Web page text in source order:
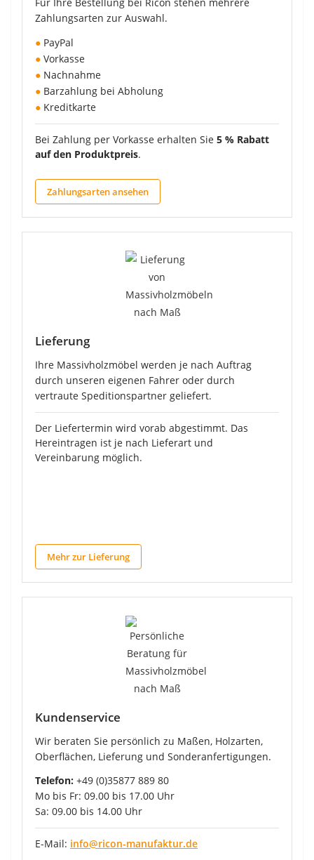
Zahlungsarten zur Auswahl.
● PayPal
● Vorkasse
● Nachnahme
● Barzahlung bei Abholung
● Kreditkarte
Bei Zahlung per Vorkasse erhalten Sie 5 % Rabatt
auf den Produktpreis.
Zahlungsarten ansehen
Lieferung
Ihre Massivholzmöbel werden je nach Auftrag
durch unseren eigenen Fahrer oder durch
vertraute Speditionspartner geliefert.
Der Liefertermin wird vorab abgestimmt. Das
Hereintragen ist je nach Lieferart und
Vereinbarung möglich.
Mehr zur Lieferung
Kundenservice
Wir beraten Sie persönlich zu Maßen, Holzarten,
Oberflächen, Lieferung und Sonderanfertigungen.
Telefon: +49 (0)35877 889 80
Mo bis Fr: 09.00 bis 17.00 Uhr
Sa: 09.00 bis 14.00 Uhr
E-Mail: info@ricon-manufaktur.de